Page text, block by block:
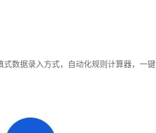
式数据录入方式，自动化规则计算器，一键